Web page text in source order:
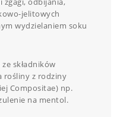
jelitowych
wydzielaniem soku
składników
rośliny z rodziny
Compositae) np.
na mentol.